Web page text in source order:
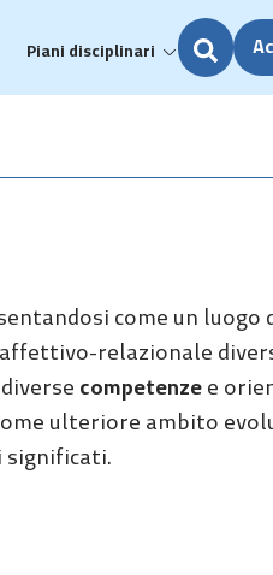
Piani disciplinari
come un luogo
relazionale
competenze e
ulteriore ambito
significati.